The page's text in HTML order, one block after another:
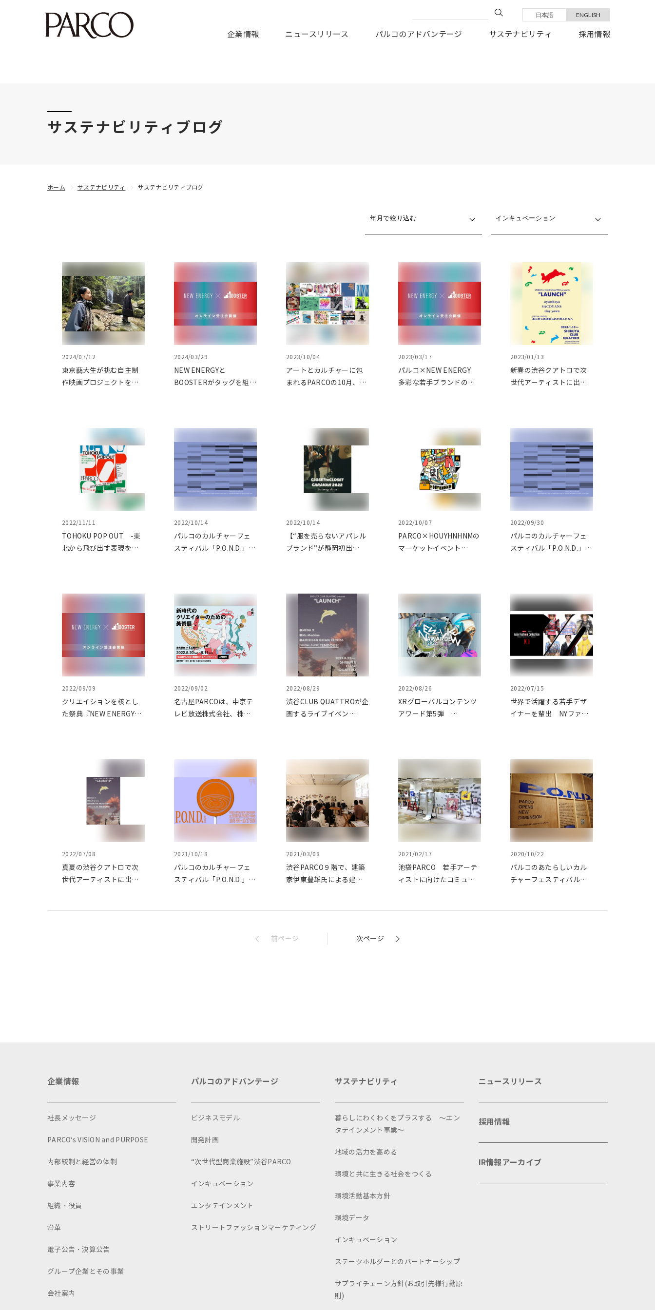
このたびの令和8年熊本地震により被害にあわれた皆様に謹んでお見舞い申しあげますとともに、被災地の一日も早い復旧を、心よりお祈り申しあげます。
日本語 ENGLISH
企業情報 ニュースリリース パルコのアドバンテージ サステナビリティ 採用情報
サステナビリティブログ
2024/07/12
東京藝大生が挑む自主制
作映画プロジェクトをク
2024/03/29
NEW ENERGYと
BOOSTERがタッグを組
2023/10/04
アートとカルチャーに包
まれるPARCOの10月、
2023/03/17
パルコ×NEW ENERGY
多彩な若手ブランドの育
2023/01/13
新春の渋谷クアトロで次
世代アーティストに出会
た
2022/11/11
TOHOKU POP OUT -東
北から飛び出す表現を見
2022/10/14
パルコのカルチャーフェ
スティバル「P.O.N.D.」を
2022/10/14
【“服を売らないアパレル
ブランド”が静岡初出
「CLOSET to CLOSET」
期間限定オープン
2022/10/07
PARCO×HOUYHNHNMの
マーケットイベント
のパルコにて開催
2022/09/30
パルコのカルチャーフェ
スティバル「P.O.N.D.」今
2022/09/09
クリエイションを核とし
た祭典『NEW ENERGY』
2022/09/02
名古屋PARCOは、中京テ
レビ放送株式会社、株式
を発掘するプロジェクト
「出現画廊 其ノ弐」にス
ポンサーとして参画して
2022/08/29
渋谷CLUB QUATTROが企
画するライブイベン
2022/08/26
XRグローバルコンテンツ
アワード第5弾
2022/07/15
世界で活躍する若手デザ
イナーを輩出 NYファッ
Collection(アジアファッ
ションコレクション)
10th」開催
2022/07/08
真夏の渋谷クアトロで次
世代アーティストに出会
2021/10/18
パルコのカルチャーフェ
スティバル「P.O.N.D.」を
2021/03/08
渋谷PARCO９階で、建築
家伊東豊雄氏による建築
2021/02/17
池袋PARCO 若手アーテ
ィストに向けたコミュニ
2020/10/22
パルコのあたらしいカル
チャーフェスティバル
前ページ 次ページ
ホーム サステナビリティ サステナビリティブログ
企業情報
社長メッセージ
PARCO's VISION and PURPOSE
内部統制と経営の体制
事業内容
組織・役員
沿革
電子公告・決算公告
グループ企業とその事業
会社案内
パルコのアドバンテージ
ビジネスモデル
開発計画
“次世代型商業施設”渋谷PARCO
インキュベーション
エンタテインメント
ストリートファッションマーケティング
サステナビリティ
暮らしにわくわくをプラスする ～エン
タテインメント事業～
地域の活力を高める
環境と共に生きる社会をつくる
環境活動基本方針
環境データ
インキュベーション
ステークホルダーとのパートナーシップ
サプライチェーン方針(お取引先様行動原
則)
ニュースリリース
採用情報
IR情報アーカイブ